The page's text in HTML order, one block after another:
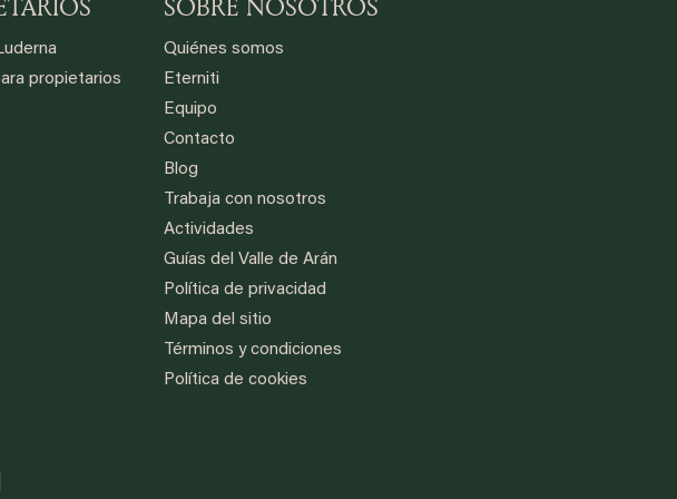
propietarios
Quiénes somos
Eterniti
Equipo
Contacto
Blog
Trabaja con nosotros
Actividades
Guías del Valle de Arán
Política de privacidad
Mapa del sitio
Términos y condiciones
Política de cookies